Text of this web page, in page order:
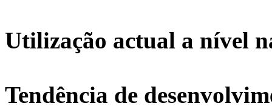
Utilização actual a nível
Tendência de